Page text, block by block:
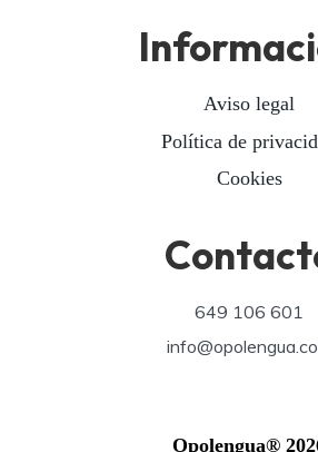
Aviso legal
Política de
Cookies
649 106 601
Opolengua®